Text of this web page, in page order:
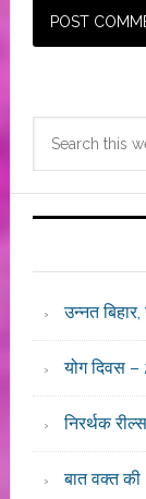
Primary
Sidebar
उन्नत
योग दिवस
निरर्थक
बात वक्त